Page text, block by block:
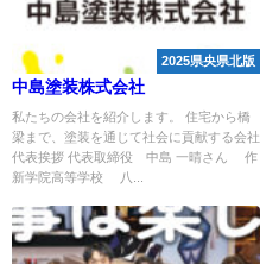
2025県央県北版
中島塗装株式会社
私たちの会社を紹介します。 住宅から橋
梁まで、塗装を通じて社会に貢献する会社
代表挨拶 代表取締役 中島 一晴さん 作
新学院高等学校 八...